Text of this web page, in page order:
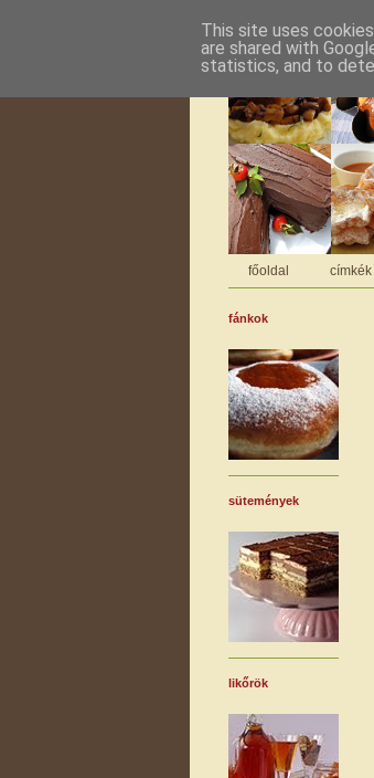
főoldal címkék
fánkok
sütemények
likőrök
This site uses
are shared with
statistics, and to